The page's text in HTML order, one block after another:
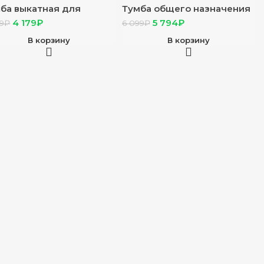
выкатная для
“Сенди” ТБ-07
₽ 4 179₽
В корзину
Тумба общего назначения
“Стич” ясень анкор св/
белый/серо-голубой
6 099₽ 5 794₽
В корзину